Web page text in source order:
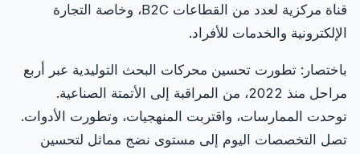
قناة مركزية لعدد من القطاعات B2C، وخاصة التجارة
الإلكترونية والخدمات للأفراد.
باختصار: تطورت تحسين محركات البحث التوليدية عبر أربع
مراحل منذ 2022، من المراقبة إلى الأتمتة الصناعية.
توحدت الممارسات، واقتربت المنهجيات، وتطورت الأدوات.
تصل التخصصات اليوم إلى مستوى نضج مماثل لتحسين